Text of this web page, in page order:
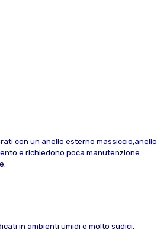
con un anello esterno massiccio,anello
e richiedono poca manutenzione.
in ambienti umidi e molto sudici.